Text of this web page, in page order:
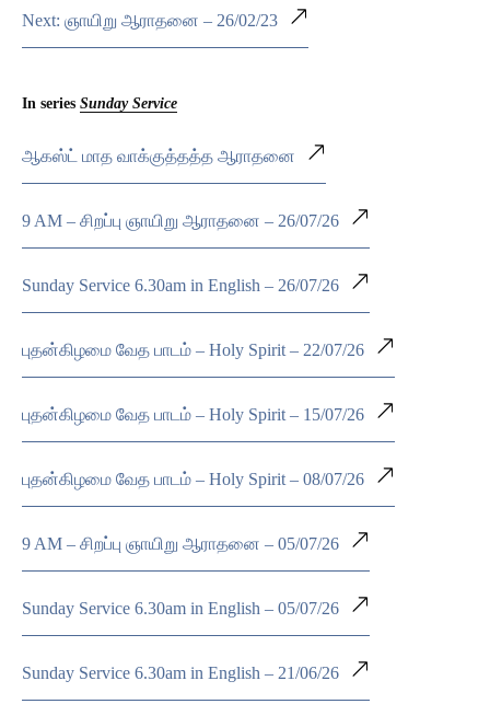
Next: ஞாயிறு ஆராதனை – 26/02/23
In series Sunday Service
ஆகஸ்ட் மாத வாக்குத்தத்த ஆராதனை
9 AM – சிறப்பு ஞாயிறு ஆராதனை – 26/07/26
Sunday Service 6.30am in English – 26/07/26
புதன்கிழமை வேத பாடம் – Holy Spirit – 22/07/26
புதன்கிழமை வேத பாடம் – Holy Spirit – 15/07/26
புதன்கிழமை வேத பாடம் – Holy Spirit – 08/07/26
9 AM – சிறப்பு ஞாயிறு ஆராதனை – 05/07/26
Sunday Service 6.30am in English – 05/07/26
Sunday Service 6.30am in English – 21/06/26